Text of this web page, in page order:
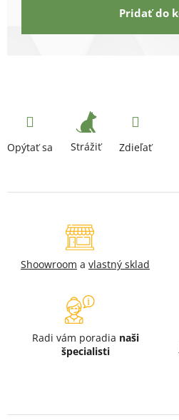
Pridať do
Opýtať sa Strážiť Zdieľať
Shoowroom a vlastný sklad
Radi vám poradia naši
špecialisti